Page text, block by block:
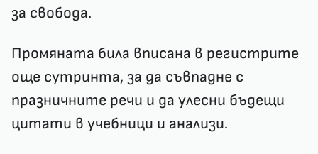
за свобода.
Промяната била вписана в регистрите
още сутринта, за да съвпадне с
празничните речи и да улесни бъдещи
цитати в учебници и анализи.